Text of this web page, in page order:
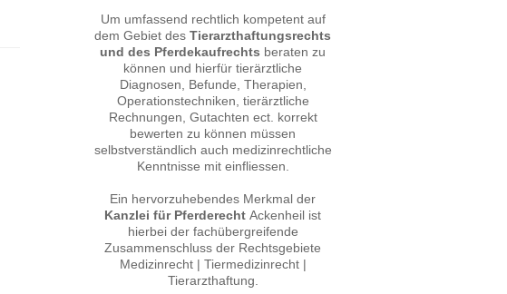
Um umfassend rechtlich kompetent auf
dem Gebiet des Tierarzthaftungsrechts
und des Pferdekaufrechts beraten zu
können und hierfür tierärztliche
Diagnosen, Befunde, Therapien,
Operationstechniken, tierärztliche
Rechnungen, Gutachten ect. korrekt
bewerten zu können müssen
selbstverständlich auch medizinrechtliche
Kenntnisse mit einfliessen.
Ein hervorzuhebendes Merkmal der
Kanzlei für Pferderecht Ackenheil ist
hierbei der fachübergreifende
Zusammenschluss der Rechtsgebiete
Medizinrecht | Tiermedizinrecht |
Tierarzthaftung.